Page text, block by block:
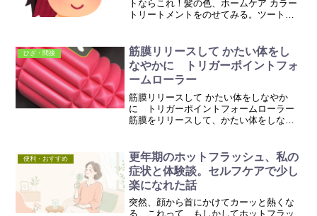
トならこれ！髪の色、ホームケア カラー
トリートメントをのせてみる。ツートン
や、ご近所でびっくりされるという方に
は、部分的な、ブリーチ...
ひざ・間接
筋膜リリースして かたい体をし
なやかに トリガーポイントフォ
ームローラー
筋膜リリースして かたい体をしなやか
に トリガーポイントフォームローラー
筋膜をリリースして、かたい体をしなや
癒着しやすい特徴があります。この筋膜
の委縮や癒着が時にコリや...
便利・おすすめ
更年期のホットフラッシュ、私の
症状と体験談。セルフケアで少し
楽になれた話
突然、顔から首にかけてカーッと熱くな
る…これって、もしかしてホットフラッ